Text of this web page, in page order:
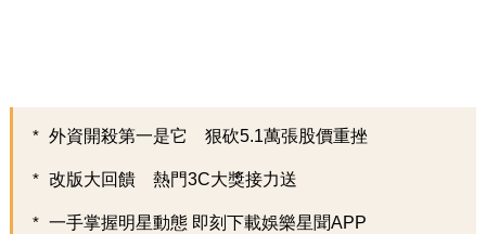
外資開殺第一是它 狠砍5.1萬張股價重挫
改版大回饋 熱門3C大獎接力送
一手掌握明星動態 即刻下載娛樂星聞APP